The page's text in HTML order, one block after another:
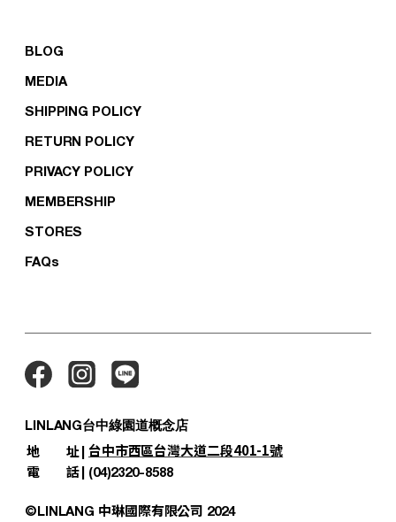
BLOG
MEDIA
SHIPPING POLICY
RETURN POLICY
PRIVACY POLICY
MEMBERSHIP
STORES
FAQs
LINLANG台中綠園道概念店
地 址 | 台中市西區台灣大道二段401-1號
電
話 (04)2320-8588
©LINLANG 中琳國際有限公司 2024